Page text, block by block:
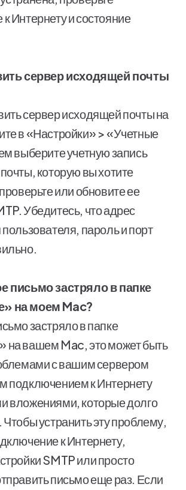
Интернету и состояние
сервер исходящей почты
сервер исходящей почты на
в «Настройки» > «Учетные
выберите учетную запись
которую вы хотите
или обновите ее
Убедитесь, что адрес
пароль и порт
письмо застряло в папке
на моем Mac?
застряло в папке
на вашем Mac, это может быть
с вашим сервером
подключением к Интернету
вложениями, которые долго
устранить эту проблему,
к Интернету,
SMTP или просто
письмо еще раз. Если